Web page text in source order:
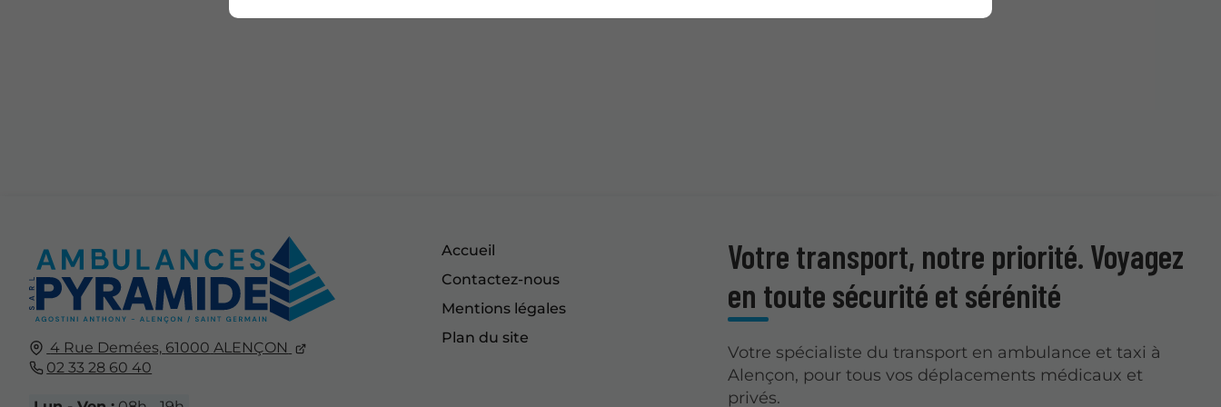
4 Rue Demées, 61000 ALENÇON
02 33 28 60 40
Accueil
Contactez-nous
Mentions légales
Plan du site
Votre transport, notre priorité. Voyagez
en toute sécurité et sérénité
Votre spécialiste du transport en ambulance et taxi à
Alençon, pour tous vos déplacements médicaux et
privés.